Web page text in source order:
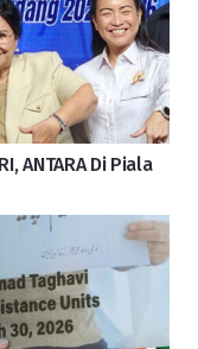
ANTARA Di Piala